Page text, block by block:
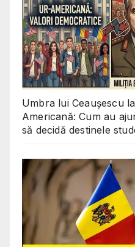
Umbra lui Ceaușescu
Americană: Cum au
să decidă destinele